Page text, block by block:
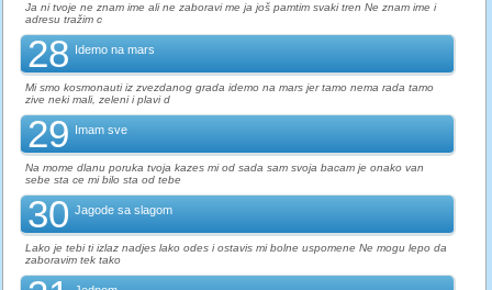
Ja ni tvoje ne znam ime ali ne zaboravi me ja još pamtim svaki tren Ne znam ime i
adresu tražim c
28 Idemo na mars
Mi smo kosmonauti iz zvezdanog grada idemo na mars jer tamo nema rada tamo
zive neki mali, zeleni i plavi d
29 Imam sve
Na mome dlanu poruka tvoja kazes mi od sada sam svoja bacam je onako van
sebe sta ce mi bilo sta od tebe
30 Jagode sa slagom
Lako je tebi ti izlaz nadjes lako odes i ostavis mi bolne uspomene Ne mogu lepo da
zaboravim tek tako